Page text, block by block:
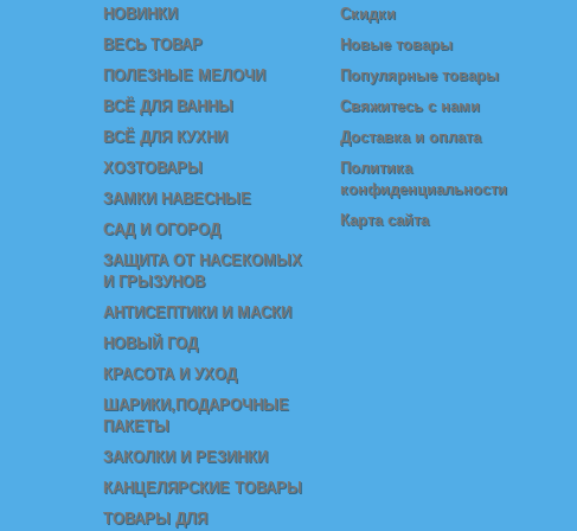
НОВИНКИ
ВЕСЬ ТОВАР
ПОЛЕЗНЫЕ МЕЛОЧИ
ВСЁ ДЛЯ ВАННЫ
ВСЁ ДЛЯ КУХНИ
ХОЗТОВАРЫ
ЗАМКИ НАВЕСНЫЕ
САД И ОГОРОД
ЗАЩИТА ОТ НАСЕКОМЫХ
И ГРЫЗУНОВ
АНТИСЕПТИКИ И МАСКИ
НОВЫЙ ГОД
КРАСОТА И УХОД
ШАРИКИ,ПОДАРОЧНЫЕ
ПАКЕТЫ
ЗАКОЛКИ И РЕЗИНКИ
КАНЦЕЛЯРСКИЕ ТОВАРЫ
ТОВАРЫ ДЛЯ
Скидки
Новые товары
Популярные товары
Свяжитесь с нами
Доставка и оплата
Политика
конфиденциальности
Карта сайта